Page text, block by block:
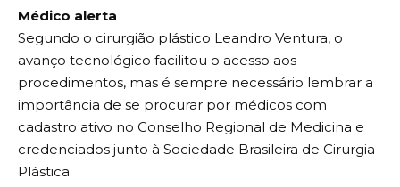
Médico alerta
Segundo o cirurgião plástico Leandro Ventura, o
avanço tecnológico facilitou o acesso aos
procedimentos, mas é sempre necessário lembrar a
importância de se procurar por médicos com
cadastro ativo no Conselho Regional de Medicina e
credenciados junto à Sociedade Brasileira de Cirurgia
Plástica.